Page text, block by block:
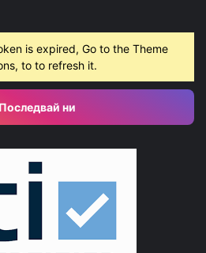
is expired, Go to the Theme
to to refresh it.
Последвай ни